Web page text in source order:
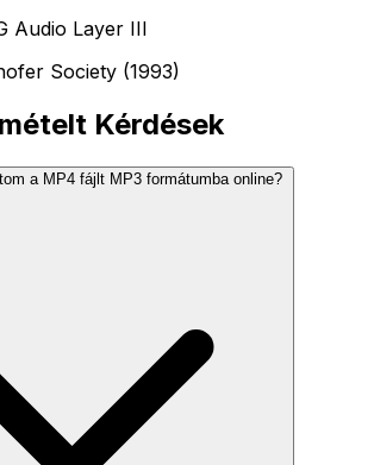
Audio Layer III
Society (1993)
Kérdések
a MP4 fájlt MP3 formátumba online?